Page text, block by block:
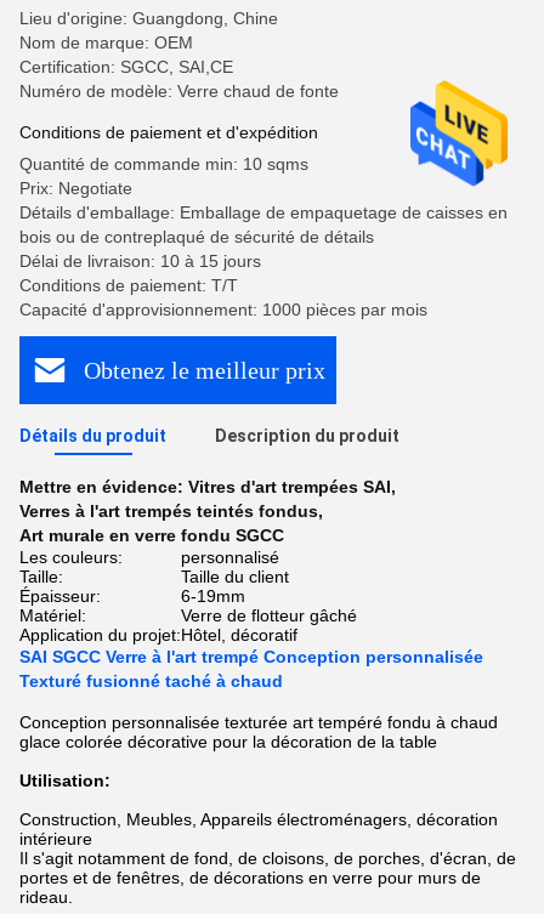
Lieu d'origine: Guangdong, Chine
Nom de marque: OEM
Certification: SGCC, SAI,CE
Numéro de modèle: Verre chaud de fonte
Conditions de paiement et d'expédition
Quantité de commande min: 10 sqms
Prix: Negotiate
Détails d'emballage: Emballage de empaquetage de caisses en
bois ou de contreplaqué de sécurité de détails
Délai de livraison: 10 à 15 jours
Conditions de paiement: T/T
Capacité d'approvisionnement: 1000 pièces par mois
Obtenez le meilleur prix
Détails du produit Description du produit
Mettre en évidence: Vitres d'art trempées SAI,
Verres à l'art trempés teintés fondus,
Art murale en verre fondu SGCC
Les couleurs:
personnalisé
Taille:
Taille du client
Épaisseur:
6-19mm
Matériel:
Verre de flotteur gâché
Application du projet:Hôtel, décoratif
SAI SGCC Verre à l'art trempé Conception personnalisée
Texturé fusionné taché à chaud
Conception personnalisée texturée art tempéré fondu à chaud
glace colorée décorative pour la décoration de la table
Utilisation:
Construction, Meubles, Appareils électroménagers, décoration
intérieure
Il s'agit notamment de fond, de cloisons, de porches, d'écran, de
portes et de fenêtres, de décorations en verre pour murs de
rideau.